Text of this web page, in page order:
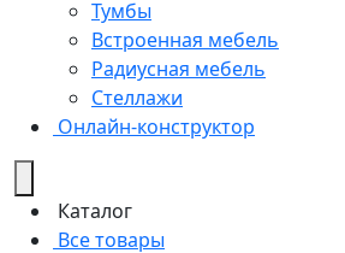
Тумбы
Встроенная мебель
Радиусная мебель
Стеллажи
Онлайн-конструктор
Каталог
Все товары